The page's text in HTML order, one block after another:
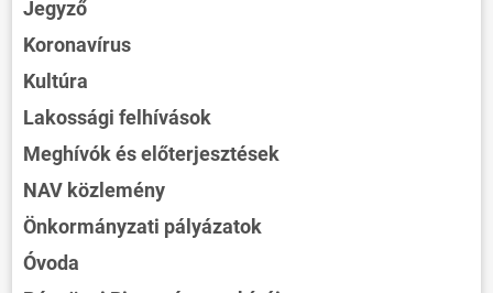
Jegyző
Koronavírus
Kultúra
Lakossági felhívások
Meghívók és előterjesztések
NAV közlemény
Önkormányzati pályázatok
Óvoda